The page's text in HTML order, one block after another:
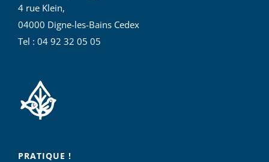
4 rue Klein,
04000 Digne-les-Bains Cedex
Tel : 04 92 32 05 05
PRATIQUE !